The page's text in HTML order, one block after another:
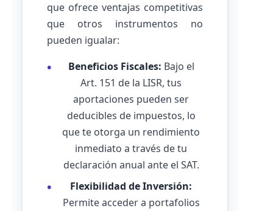
que ofrece ventajas competitivas
que otros instrumentos no
pueden igualar:
Beneficios Fiscales: Bajo el
Art. 151 de la LISR, tus
aportaciones pueden ser
deducibles de impuestos, lo
que te otorga un rendimiento
inmediato a través de tu
declaración anual ante el SAT.
Flexibilidad de Inversión:
Permite acceder a portafolios